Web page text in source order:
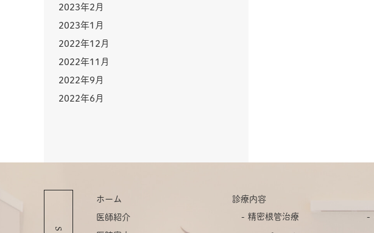
2023年2月
2023年1月
2022年12月
2022年11月
2022年9月
2022年6月
ホーム
医師紹介
診療内容
精密根管治療